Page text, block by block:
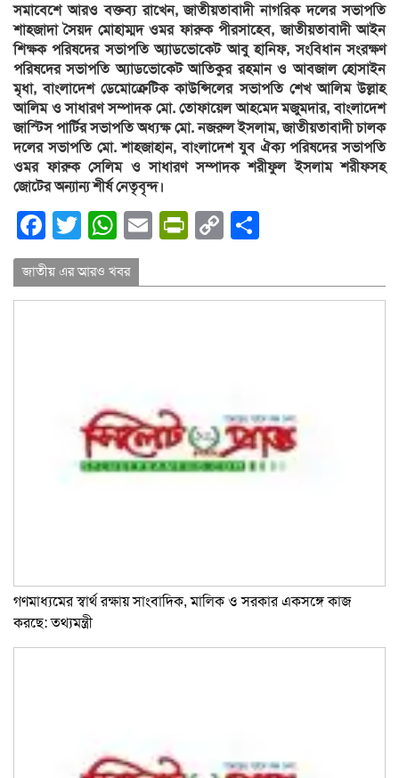
সমাবেশে আরও বক্তব্য রাখেন, জাতীয়তাবাদী নাগরিক দলের সভাপতি
শাহজাদা সৈয়দ মোহাম্মদ ওমর ফারুক পীরসাহেব, জাতীয়তাবাদী আইন
শিক্ষক পরিষদের সভাপতি অ্যাডভোকেট আবু হানিফ, সংবিধান সংরক্ষণ
পরিষদের সভাপতি অ্যাডভোকেট আতিকুর রহমান ও আবজাল হোসাইন
মৃধা, বাংলাদেশ ডেমোক্রেটিক কাউন্সিলের সভাপতি শেখ আলিম উল্লাহ
আলিম ও সাধারণ সম্পাদক মো. তোফায়েল আহমেদ মজুমদার, বাংলাদেশ
জাস্টিস পার্টির সভাপতি অধ্যক্ষ মো. নজরুল ইসলাম, জাতীয়তাবাদী চালক
দলের সভাপতি মো. শাহজাহান, বাংলাদেশ যুব ঐক্য পরিষদের সভাপতি
ওমর ফারুক সেলিম ও সাধারণ সম্পাদক শরীফুল ইসলাম শরীফসহ
জোটের অন্যান্য শীর্ষ নেতৃবৃন্দ।
Facebook
Twitter
WhatsApp
EmailPrintFriendly
Copy
জাতীয় এর আরও খবর
গণমাধ্যমের স্বার্থ রক্ষায় সাংবাদিক, মালিক ও সরকার একসঙ্গে কাজ
করছে: তথ্যমন্ত্রী